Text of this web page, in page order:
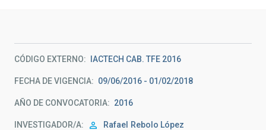
navegación
CÓDIGO EXTERNO IACTECH CAB. TFE 2016
FECHA DE VIGENCIA 09/06/2016 - 01/02/2018
AÑO DE CONVOCATORIA 2016
INVESTIGADOR/A Rafael Rebolo López